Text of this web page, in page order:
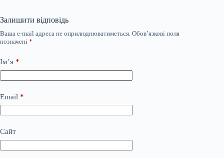
Залишити відповідь
Ваша e-mail адреса не оприлюднюватиметься. Обов’язкові поля
позначені *
Ім’я *
Email *
Сайт